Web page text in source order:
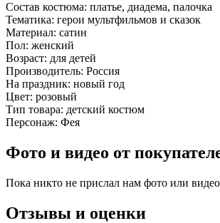
Состав костюма: платье, диадема, палочка
Тематика: герои мультфильмов и сказок
Материал: сатин
Пол: женский
Возраст: для детей
Производитель: Россия
На праздник: новый год
Цвет: розовый
Тип товара: детский костюм
Персонаж: Фея
Фото и видео от
Пока никто не прислал нам фото или видео
Отзывы и оценки